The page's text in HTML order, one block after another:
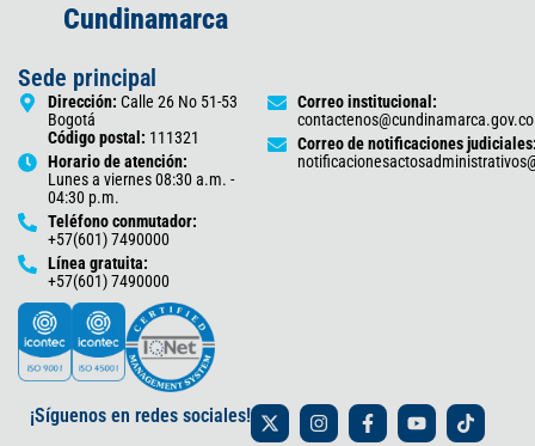
Cundinamarca
Sede principal
Dirección: Calle 26 No 51-53
Bogotá
Código postal: 111321
Horario de atención:
Lunes a viernes 08:30 a.m. -
04:30 p.m.
Teléfono conmutador:
+57(601) 7490000
Línea gratuita:
+57(601) 7490000
Correo institucional:
contactenos@cundinamarca.gov.co
Correo de notificaciones
¡Síguenos en redes sociales!
X
-
I
n
F
a
Y
o
T
i